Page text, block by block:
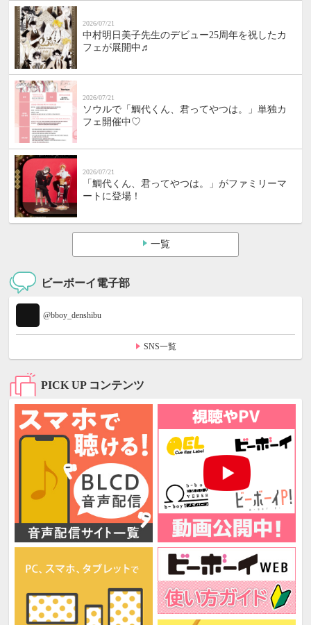
2026/07/21
中村明日美子先生のデビュー25周年を祝したカ
フェが展開中♬
2026/07/21
ソウルで「鯛代くん、君ってやつは。」単独カ
フェ開催中♡
2026/07/21
「鯛代くん、君ってやつは。」がファミリーマ
ートに登場！
一覧
ビーボーイ電子部
@bboy_denshibu
SNS一覧
PICK UP コンテンツ